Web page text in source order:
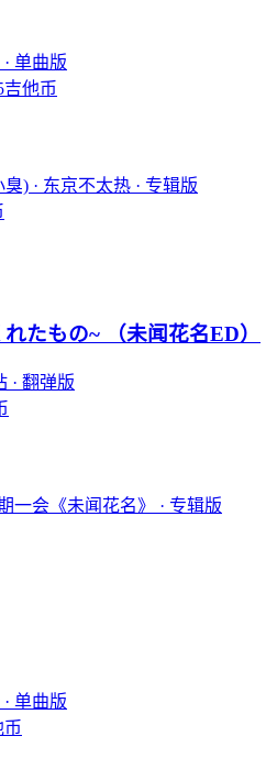
· 单曲版
他币
臭) · 东京不太热 · 专辑版
れたもの~ （未闻花名ED）
· 翻弹版
一会《未闻花名》
· 专辑版
· 单曲版